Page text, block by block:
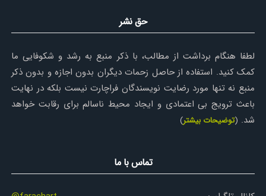
حق نشر
لطفا هنگام برداشت از مطالب، با ذکر منبع به رشد و شکوفایی ما
کمک کنید. استفاده از حاصل زحمات دیگران بدون اجازه و بدون ذکر
منبع نه تنها مورد رضایت نویسندگان فراچارت نیست بلکه در نهایت
باعث ترویج بی اعتمادی و ایجاد محیط ناسالم برای رقابت خواهد
شد. (توضیحات بیشتر)
تماس با ما